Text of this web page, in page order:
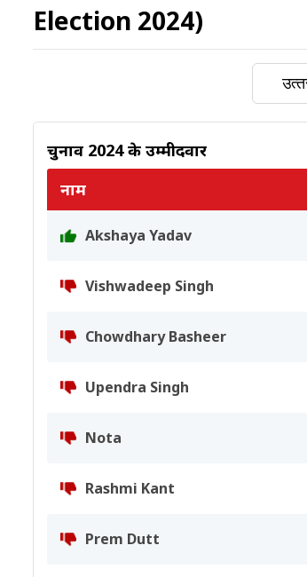
Election 2024)
चुनाव 2024 के उम्मीदवार
नाम
Akshaya Yadav
Vishwadeep Singh
Chowdhary Basheer
Upendra Singh
Nota
Rashmi Kant
Prem Dutt